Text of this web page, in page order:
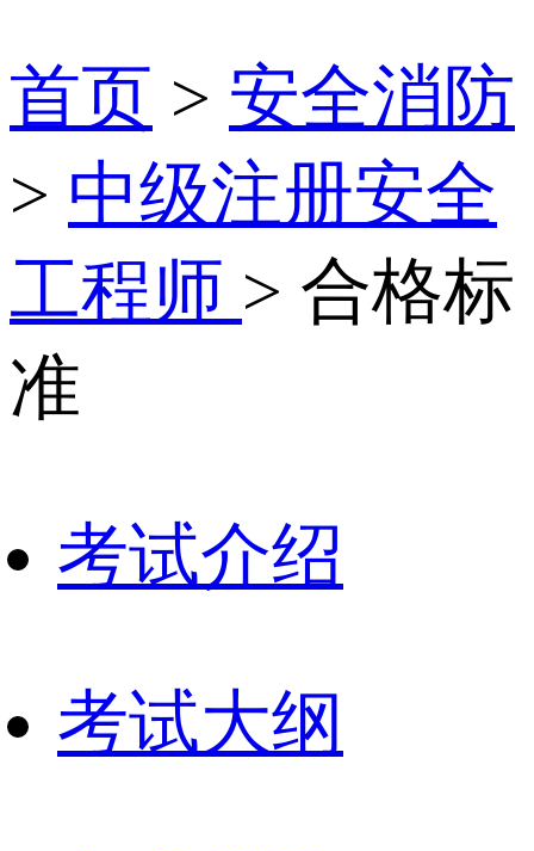
首页 > 安全消防
> 中级注册安全
工程师 > 合格标
准
考试介绍
考试大纲